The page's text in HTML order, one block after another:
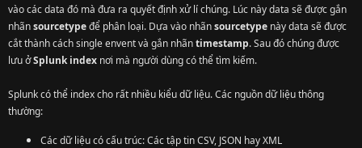
vào các data đó mà đưa ra quyết định xử lí chúng. Lúc này data sẽ được gắn
nhãnsourcetypeđể phân loại. Dựa vào nhãnsourcetype này data sẽ được
cắt thành cách single envent và gắn nhãntimestamp. Sau đó chúng được
lưu ởSplunk index nơi mà người dùng có thể tìm kiếm.
Splunk có thể index cho rất nhiều kiểu dữ liệu. Các nguồn dữ liệu thông
thường:
Các dữ liệu có cấu trúc: Các tập tin CSV, JSON hay XML